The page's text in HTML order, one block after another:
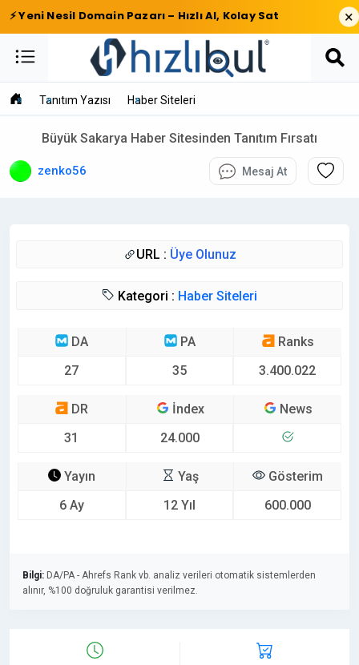
⚡ Yeni Nesil Domain Pazarı – Hızlı Al, Kolay Sat ×
Tanıtım Yazısı Haber Siteleri
Büyük Sakarya Haber Sitesinden Tanıtım Fırsatı
zenko56 Mesaj At
URL : Üye Olunuz
Kategori : Haber Siteleri
DA
27
PA
35
Ranks
3.400.022
DR
31
İndex
24.000
News
Yayın
6 Ay
Yaş
12 Yıl
Gösterim
600.000
Bilgi: DA/PA - Ahrefs Rank vb. analiz verileri otomatik sistemlerden
alınır, %100 doğruluk garantisi verilmez.